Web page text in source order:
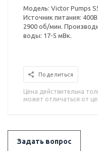
Модель: Victor Pumps
Источник питания:
2900 об/мин.
воды: 17-5 мВк.
Поделиться
Цена действительна
может отличаться от
Задать вопрос